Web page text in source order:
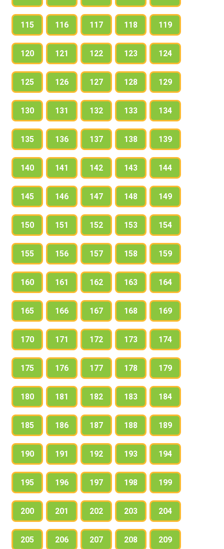
115 116 117 118 119
120 121 122 123 124
125 126 127 128 129
130 131 132 133 134
135 136 137 138 139
140 141 142 143 144
145 146 147 148 149
150 151 152 153 154
155 156 157 158 159
160 161 162 163 164
165 166 167 168 169
170 171 172 173 174
175 176 177 178 179
180 181 182 183 184
185 186 187 188 189
190 191 192 193 194
195 196 197 198 199
200 201 202 203 204
205 206 207 208 209